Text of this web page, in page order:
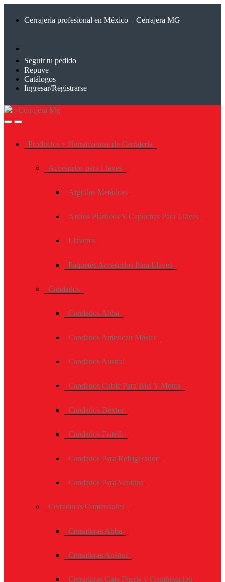
Cerrajería profesional en México – Cerrajera MG
Seguir tu pedido
Repuve
Catálogos
Ingresar/Registrarse
Productos y Herramientas de Cerrajeria
Accesorios para Llaves
Argollas Metálicas
Arillos Plásticos Y Capuchas Para Llaves
Llaveros
Paquetes Accesorios Para Llaves
Candados
Candados Abba
Candados American Máster
Candados Austral
Candados Cable Para Bici Y Motos
Candados Dexter
Candados Faitelli
Candados Para Refrigerador
Candados Para Ventana
Cerraduras Comerciales
Cerraduras Abba
Cerraduras Austral
Cerraduras Caja Fuerte y Combinación